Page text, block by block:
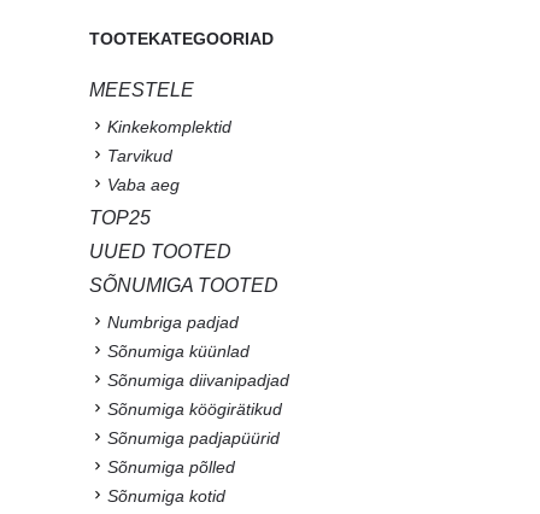
TOOTEKATEGOORIAD
MEESTELE
Kinkekomplektid
Tarvikud
Vaba aeg
TOP25
UUED TOOTED
SÕNUMIGA TOOTED
Numbriga padjad
Sõnumiga küünlad
Sõnumiga diivanipadjad
Sõnumiga köögirätikud
Sõnumiga padjapüürid
Sõnumiga põlled
Sõnumiga kotid